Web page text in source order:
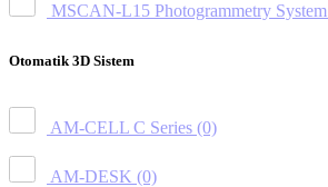
MSCAN-L15 Photogrammetry System
Otomatik 3D Sistem
AM-CELL C Series (0)
AM-DESK (0)